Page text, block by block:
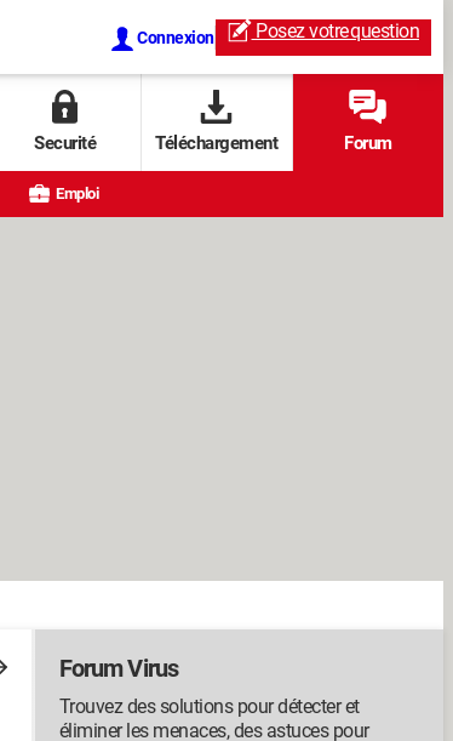
Connexion Posez votrequestion
Securité Téléchargement Forum
Emploi
Forum Virus
Trouvez des solutions pour détecter et
éliminer les menaces, des astuces pour